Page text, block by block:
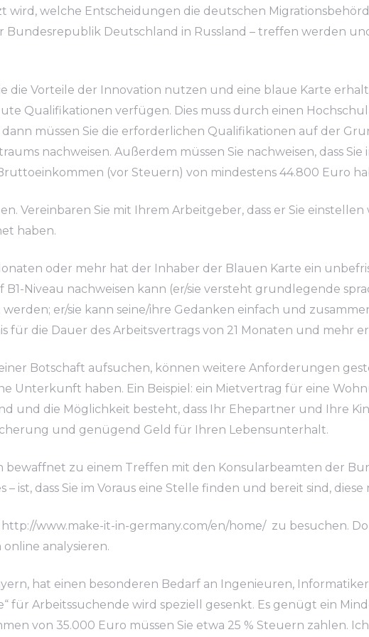
wird, welche Entscheidungen die deutschen
Bundesrepublik Deutschland in Russland – treffen werden
die Vorteile der Innovation nutzen und eine blaue Karte
Qualifikationen verfügen. Dies muss durch einen
müssen Sie die erforderlichen Qualifikationen auf der
nachweisen. Außerdem müssen Sie nachweisen, dass
(vor Steuern) von mindestens 44.800 Euro
Vereinbaren Sie mit Ihrem Arbeitgeber, dass er Sie einstellen
haben.
oder mehr hat der Inhaber der Blauen Karte ein
B1-Niveau nachweisen kann (er/sie versteht grundlegende
er/sie kann seine/ihre Gedanken einfach und
die Dauer des Arbeitsvertrags von 21 Monaten und mehr
Botschaft aufsuchen, können weitere Anforderungen
Unterkunft haben. Ein Beispiel: ein Mietvertrag für eine
und die Möglichkeit besteht, dass Ihr Ehepartner und Ihre
und genügend Geld für Ihren Lebensunterhalt.
bewaffnet zu einem Treffen mit den Konsularbeamten der
– ist, dass Sie im Voraus eine Stelle finden und bereit sind,
http://www.make-it-in-germany.com/en/home/zu besuchen.
analysieren.
hat einen besonderen Bedarf an Ingenieuren,
für Arbeitssuchende wird speziell gesenkt. Es genügt ein
von 35.000 Euro müssen Sie etwa 25 % Steuern zahlen.